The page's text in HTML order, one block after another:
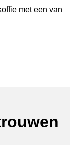
met een van